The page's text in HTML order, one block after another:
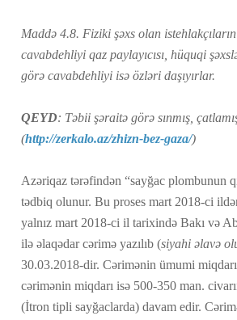
Maddə 4.8. Fiziki şəxs olan
cavabdehliyi qaz paylayıcısı, hüquqi
görə cavabdehliyi isə özləri daşıyırlar.
QEYD: Təbii şəraitə görə sınmış,
(http://zerkalo.az/zhizn-bez-gaza/)
Azəriqaz tərəfindən “sayğac plombunun
tədbiq olunur. Bu proses mart 2018-ci
yalnız mart 2018-ci il tarixində Bakı və
ilə əlaqədar cərimə yazılıb (siyahi əlavə
30.03.2018-dir. Cərimənin ümumi
cərimənin miqdarı isə 500-350 man.
(İtron tipli sayğaclarda) davam edir.